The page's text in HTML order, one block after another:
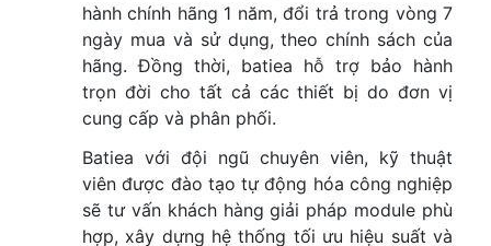
hành chính hãng 1 năm, đổi trả trong vòng 7
ngày mua và sử dụng, theo chính sách của
hãng. Đồng thời, batiea hỗ trợ bảo hành
trọn đời cho tất cả các thiết bị do đơn vị
cung cấp và phân phối.
Batiea với đội ngũ chuyên viên, kỹ thuật
viên được đào tạo tự động hóa công nghiệp
sẽ tư vấn khách hàng giải pháp module phù
hợp, xây dựng hệ thống tối ưu hiệu suất và